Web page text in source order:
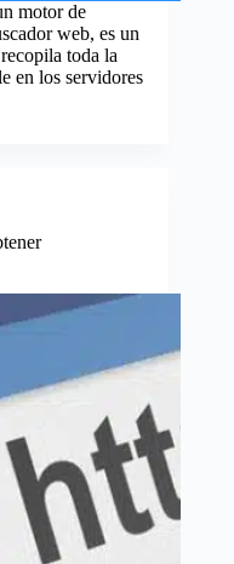
motor de
web, es un
toda la
en los servidores